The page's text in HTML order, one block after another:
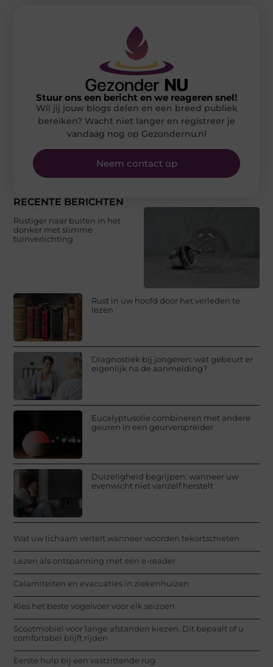
RECENTE BERICHTEN
Rustiger naar buiten in het
donker met slimme
tuinverlichting
Rust in uw hoofd door het verleden te
lezen
Diagnostiek bij jongeren: wat gebeurt er
eigenlijk na de aanmelding?
Eucalyptusolie combineren met andere
geuren in een geurverspreider
Duizeligheid begrijpen: wanneer uw
evenwicht niet vanzelf herstelt
Wat uw lichaam vertelt wanneer woorden tekortschieten
Lezen als ontspanning met een e-reader
Calamiteiten en evacuaties in ziekenhuizen
Kies het beste vogelvoer voor elk seizoen
Scootmobiel voor lange afstanden kiezen. Dit bepaalt of u
comfortabel blijft rijden
Eerste hulp bij een vastzittende rug
Stuur ons een bericht en we reageren snel!
Wil jij jouw blogs delen en een breed publiek
bereiken? Wacht niet langer en registreer je
vandaag nog op Gezondernu.nl
Neem contact op